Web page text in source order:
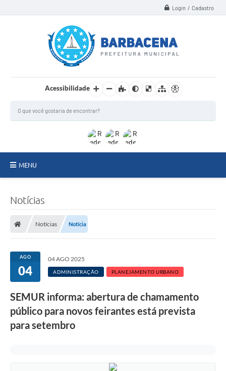
Login / Cadastro
Acessibilidade
MENU
Meio Ambiente
Ouvidoria
Serviços
Visite Barbacena
Notícias
Notícias Notícia
AGO
04
04 AGO 2025
ADMINISTRAÇÃO PLANEJAMENTO URBANO
SEMUR informa: abertura de chamamento
público para novos feirantes está prevista
para setembro